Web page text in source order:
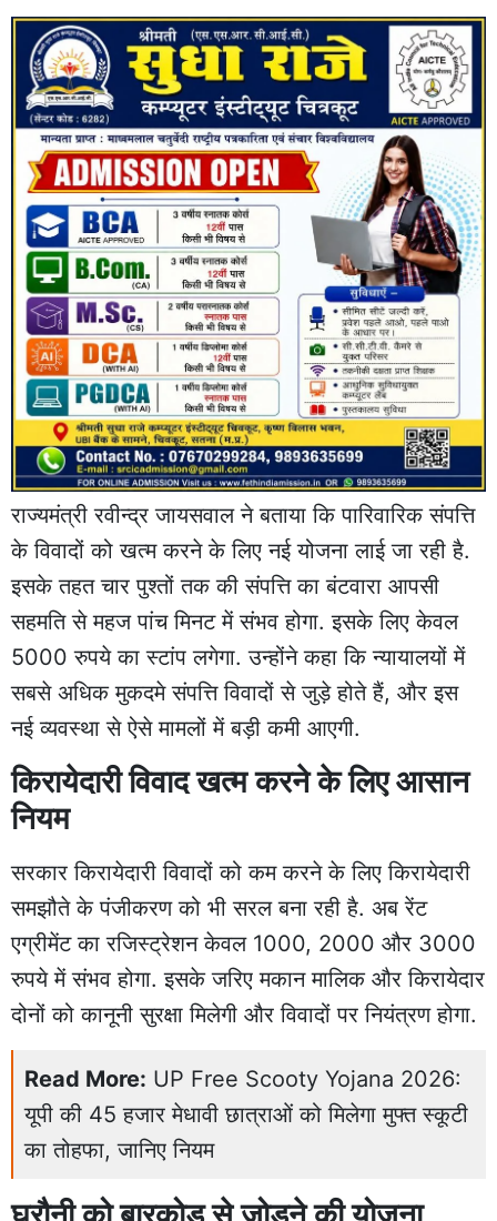
राज्यमंत्री रवीन्द्र जायसवाल ने बताया कि पारिवारिक संपत्ति
के विवादों को खत्म करने के लिए नई योजना लाई जा रही है.
इसके तहत चार पुश्तों तक की संपत्ति का बंटवारा आपसी
सहमति से महज पांच मिनट में संभव होगा. इसके लिए केवल
5000 रुपये का स्टांप लगेगा. उन्होंने कहा कि न्यायालयों में
सबसे अधिक मुकदमे संपत्ति विवादों से जुड़े होते हैं, और इस
नई व्यवस्था से ऐसे मामलों में बड़ी कमी आएगी.
किरायेदारी विवाद खत्म करने के लिए आसान
नियम
सरकार किरायेदारी विवादों को कम करने के लिए किरायेदारी
समझौते के पंजीकरण को भी सरल बना रही है. अब रेंट
एग्रीमेंट का रजिस्ट्रेशन केवल 1000, 2000 और 3000
रुपये में संभव होगा. इसके जरिए मकान मालिक और किरायेदार
दोनों को कानूनी सुरक्षा मिलेगी और विवादों पर नियंत्रण होगा.
Read More: UP Free Scooty Yojana 2026:
यूपी की 45 हजार मेधावी छात्राओं को मिलेगा मुफ्त स्कूटी
का तोहफा, जानिए नियम